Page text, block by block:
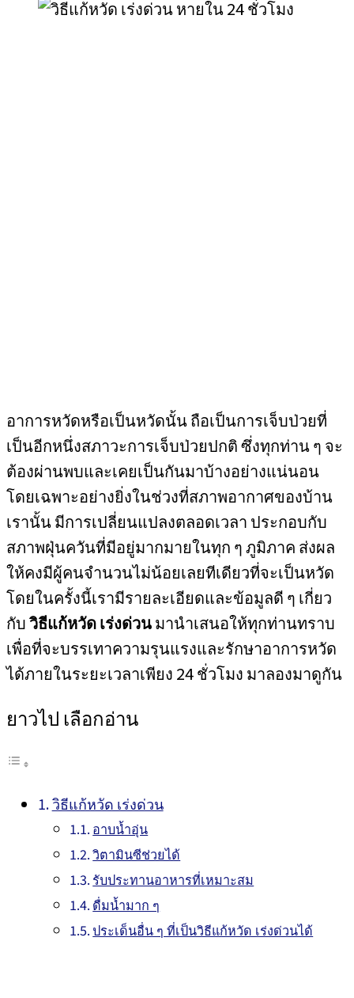
อาการหวัดหรือเป็นหวัดนั้น ถือเป็นการเจ็บป่วยที่
เป็นอีกหนึ่งสภาวะการเจ็บป่วยปกติ ซึ่งทุกท่าน ๆ จะ
ต้องผ่านพบและเคยเป็นกันมาบ้างอย่างแน่นอน
โดยเฉพาะอย่างยิ่งในช่วงที่สภาพอากาศของบ้าน
เรานั้น มีการเปลี่ยนแปลงตลอดเวลา ประกอบกับ
สภาพฝุ่นควันที่มีอยู่มากมายในทุก ๆ ภูมิภาค ส่งผล
ให้คงมีผู้คนจำนวนไม่น้อยเลยทีเดียวที่จะเป็นหวัด
โดยในครั้งนี้เรามีรายละเอียดและข้อมูลดี ๆ เกี่ยว
กับวิธีแก้หวัด เร่งด่วนมานำเสนอให้ทุกท่านทราบ
เพื่อที่จะบรรเทาความรุนแรงและรักษาอาการหวัด
ได้ภายในระยะเวลาเพียง 24 ชั่วโมง มาลองมาดูกัน
ยาวไป เลือกอ่าน
วิธีแก้หวัด เร่งด่วน
อาบน้ำอุ่น
วิตามินซีช่วยได้
รับประทานอาหารที่เหมาะสม
ดื่มน้ำมาก ๆ
ประเด็นอื่น ๆ ที่เป็นวิธีแก้หวัด เร่งด่วนได้